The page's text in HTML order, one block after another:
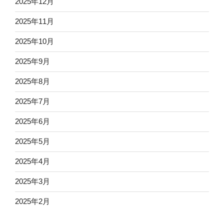
2025年11月
2025年10月
2025年9月
2025年8月
2025年7月
2025年6月
2025年5月
2025年4月
2025年3月
2025年2月